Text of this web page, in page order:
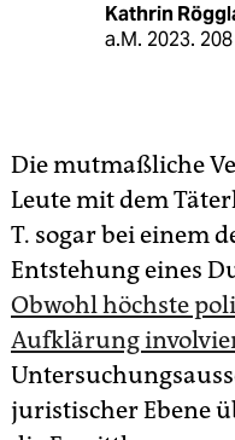
Kathrin
a.M. 2023.
Die mutmaßliche
Leute mit dem
T. sogar bei einem
Entstehung eines
Obwohl höchste
Aufklärung
juristischer Ebene